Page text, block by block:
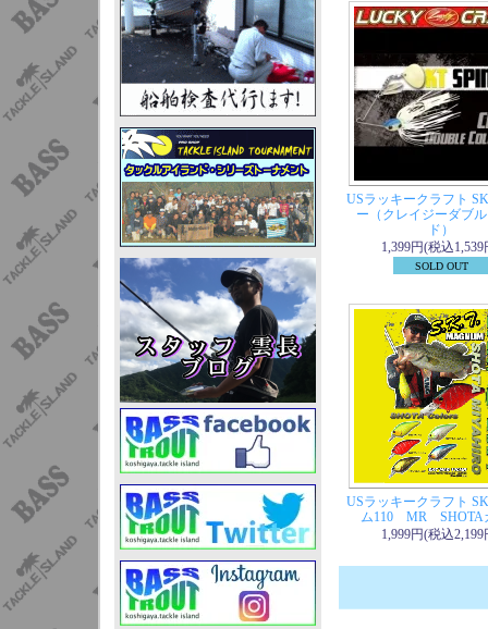
USラッキークラフト
ー（クレイジーダブ
ド）
1,399円(税込1,539
SOLD OUT
USラッキークラフト
ム110 MR SHOTA
1,999円(税込2,199